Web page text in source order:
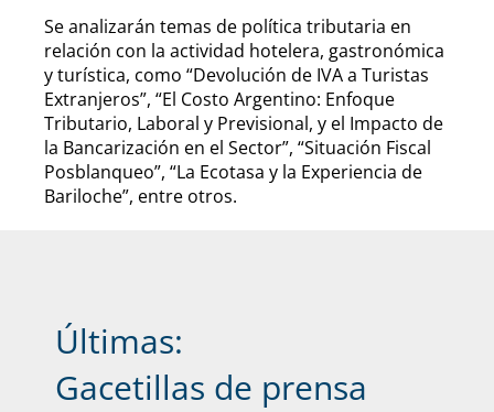
Se analizarán temas de política tributaria en
relación con la actividad hotelera, gastronómica
y turística, como “Devolución de IVA a Turistas
Extranjeros”, “El Costo Argentino: Enfoque
Tributario, Laboral y Previsional, y el Impacto de
la Bancarización en el Sector”, “Situación Fiscal
Posblanqueo”, “La Ecotasa y la Experiencia de
Bariloche”, entre otros.
Últimas:
Gacetillas de prensa